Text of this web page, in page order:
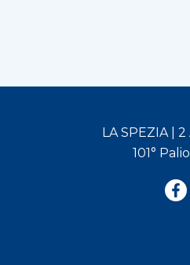
LA SPEZIA |
101°